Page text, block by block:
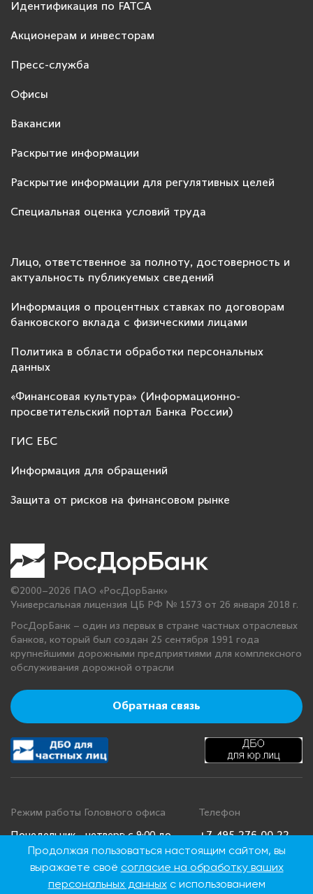
Идентификация по FATCA
Акционерам и инвесторам
Пресс-служба
Офисы
Вакансии
Раскрытие информации
Раскрытие информации для регулятивных целей
Специальная оценка условий труда
Лицо, ответственное за полноту, достоверность и
актуальность публикуемых сведений
Информация о процентных ставках по договорам
банковского вклада с физическими лицами
Политика в области обработки персональных
данных
«Финансовая культура» (Информационно-
просветительский портал Банка России)
ГИС ЕБС
Информация для обращений
Защита от рисков на финансовом рынке
©2000–2026 ПАО «РосДорБанк»
Универсальная лицензия ЦБ РФ № 1573 от 26 января 2018 г.
РосДорБанк – один из первых в стране частных отраслевых
банков, который был создан 25 сентября 1991 года
крупнейшими дорожными предприятиями для комплексного
обслуживания дорожной отрасли
Обратная связь
Режим работы Головного офиса
Понедельник - четверг: с 9:00 до
18:00
Пятница: с 9:00 до 16:45
Суббота, воскресенье: выходные
Телефон
+7 495 276 00 22
8 800 100 00 22
(Бесплатно по
России)
Продолжая пользоваться настоящим сайтом, вы
выражаете своё согласие на обработку ваших
персональных данныхс использованием